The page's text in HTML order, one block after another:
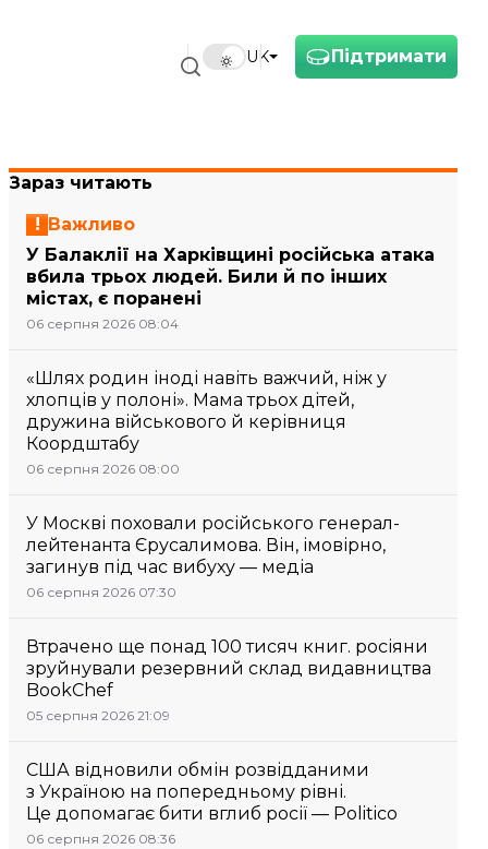
Підтримати
UK
Зараз читають
Важливо
У Балаклії на Харківщині російська атака
вбила трьох людей. Били й по інших
містах, є поранені
06 серпня 2026 08:04
«Шлях родин іноді навіть важчий, ніж у
хлопців у полоні». Мама трьох дітей,
дружина військового й керівниця
Коордштабу
06 серпня 2026 08:00
У Москві поховали російського генерал-
лейтенанта Єрусалимова. Він, імовірно,
загинув під час вибуху — медіа
06 серпня 2026 07:30
Втрачено ще понад 100 тисяч книг. росіяни
зруйнували резервний склад видавництва
BookChef
05 серпня 2026 21:09
США відновили обмін розвідданими
з Україною на попередньому рівні.
Це допомагає бити вглиб росії — Politico
06 серпня 2026 08:36